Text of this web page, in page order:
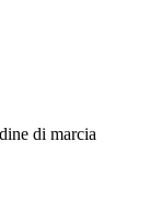
di marcia